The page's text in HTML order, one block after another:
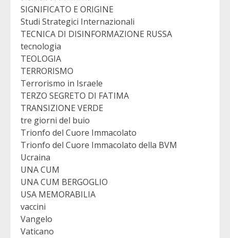
SIGNIFICATO E ORIGINE
Studi Strategici Internazionali
TECNICA DI DISINFORMAZIONE RUSSA
tecnologia
TEOLOGIA
TERRORISMO
Terrorismo in Israele
TERZO SEGRETO DI FATIMA
TRANSIZIONE VERDE
tre giorni del buio
Trionfo del Cuore Immacolato
Trionfo del Cuore Immacolato della BVM
Ucraina
UNA CUM
UNA CUM BERGOGLIO
USA MEMORABILIA
vaccini
Vangelo
Vaticano